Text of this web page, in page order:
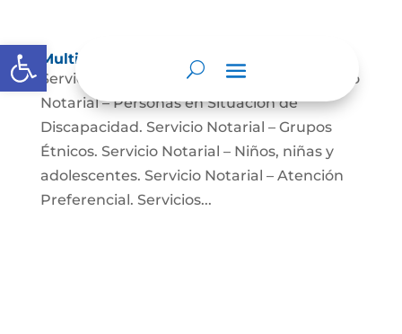
Abrir barra de herramientas
Multimedia
Servicio Notarial – Fuerzas Militares. Servicio
Notarial – Personas en Situación de
Discapacidad. Servicio Notarial – Grupos
Étnicos. Servicio Notarial – Niños, niñas y
adolescentes. Servicio Notarial – Atención
Preferencial. Servicios...